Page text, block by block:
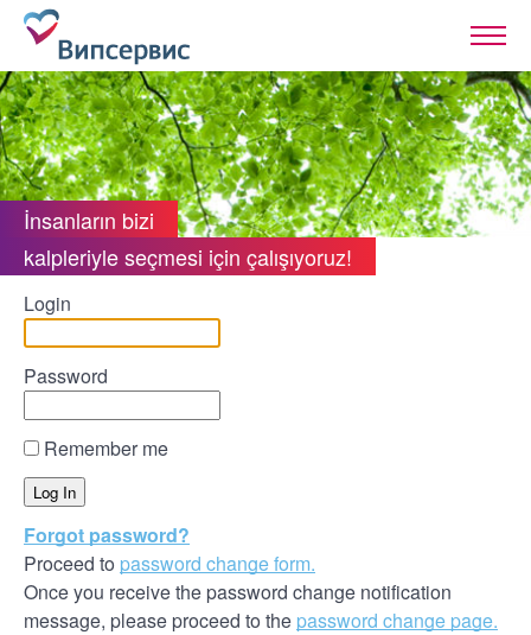
İnsanların bizi
kalpleriyle seçmesi için çalışıyoruz!
Login
Password
Remember me
Forgot password?
Proceed to password change form.
Once you receive the password change notification
message, please proceed to the password change page.